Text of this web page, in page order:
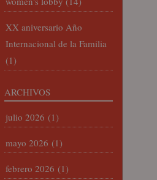
XX aniversario Año
Internacional de la Familia
(1)
ARCHIVOS
julio 2026 (1)
mayo 2026 (1)
febrero 2026 (1)